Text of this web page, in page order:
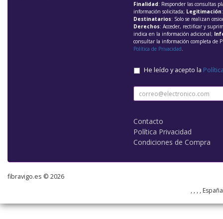
Finalidad: Responder las consultas
información solicitada; Legitimación
Destinatarios: Solo se realizan
Derechos: Acceder, rectificar y
indica en la información adicional;
consultar la información completa de
Política de Privacidad.
He leído y acepto la
Contacto
Política Privacidad
Condiciones de Compra
fibravigo.es © 2026
, , , ,